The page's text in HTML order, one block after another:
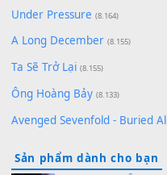
Bóng mây qua thềm
[SHEET PIANO] We Wish
Tiếng Đàn Hàm Oan (8.194)